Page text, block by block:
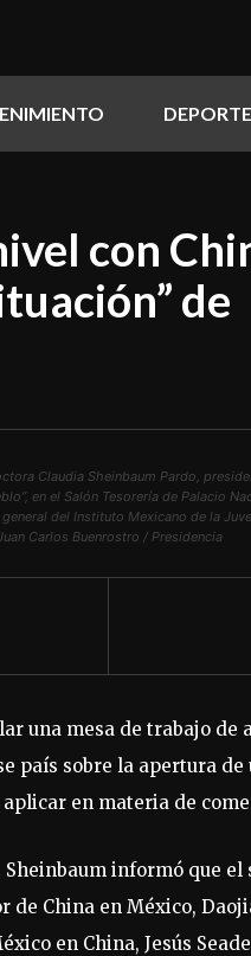
DEPORTE
con
de
Claudia Sheinbaum Pardo,
en el Salón Tesorería de Palacio
del Instituto Mexicano de la
Carlos Buenrostro / Presidencia
una mesa de trabajo de
país sobre la apertura
en materia de
informó que el
China en México,
en China, Jesús